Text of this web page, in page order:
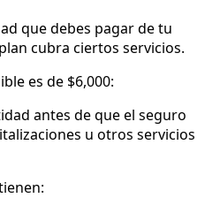
que debes pagar de tu
cubra ciertos servicios.
es de $6,000:
antes de que el seguro
u otros servicios